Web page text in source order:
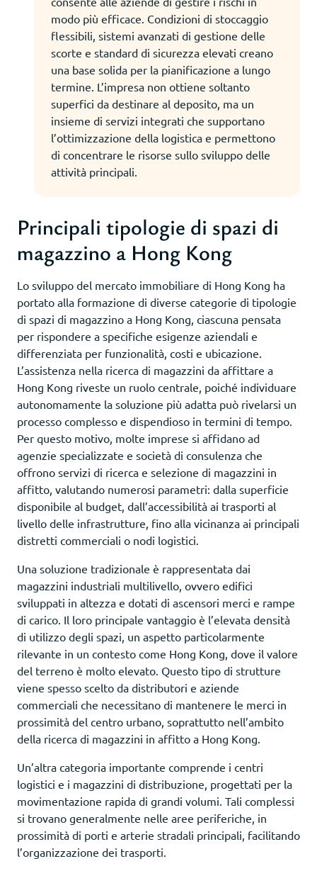
modo più efficace. Condizioni di stoccaggio
flessibili, sistemi avanzati di gestione delle
scorte e standard di sicurezza elevati creano
una base solida per la pianificazione a lungo
termine. L’impresa non ottiene soltanto
superfici da destinare al deposito, ma un
insieme di servizi integrati che supportano
l’ottimizzazione della logistica e permettono
di concentrare le risorse sullo sviluppo delle
attività principali.
Principali tipologie di spazi di
magazzino a Hong Kong
Lo sviluppo del mercato immobiliare di Hong Kong ha
portato alla formazione di diverse categorie di tipologie
di spazi di magazzino a Hong Kong, ciascuna pensata
per rispondere a specifiche esigenze aziendali e
differenziata per funzionalità, costi e ubicazione.
L’assistenza nella ricerca di magazzini da affittare a
Hong Kong riveste un ruolo centrale, poiché individuare
autonomamente la soluzione più adatta può rivelarsi un
processo complesso e dispendioso in termini di tempo.
Per questo motivo, molte imprese si affidano ad
agenzie specializzate e società di consulenza che
offrono servizi di ricerca e selezione di magazzini in
affitto, valutando numerosi parametri: dalla superficie
disponibile al budget, dall’accessibilità ai trasporti al
livello delle infrastrutture, fino alla vicinanza ai principali
distretti commerciali o nodi logistici.
Una soluzione tradizionale è rappresentata dai
magazzini industriali multilivello, ovvero edifici
sviluppati in altezza e dotati di ascensori merci e rampe
di carico. Il loro principale vantaggio è l’elevata densità
di utilizzo degli spazi, un aspetto particolarmente
rilevante in un contesto come Hong Kong, dove il valore
del terreno è molto elevato. Questo tipo di strutture
viene spesso scelto da distributori e aziende
commerciali che necessitano di mantenere le merci in
prossimità del centro urbano, soprattutto nell’ambito
della ricerca di magazzini in affitto a Hong Kong.
Un’altra categoria importante comprende i centri
logistici e i magazzini di distribuzione, progettati per la
movimentazione rapida di grandi volumi. Tali complessi
si trovano generalmente nelle aree periferiche, in
prossimità di porti e arterie stradali principali, facilitando
l’organizzazione dei trasporti.